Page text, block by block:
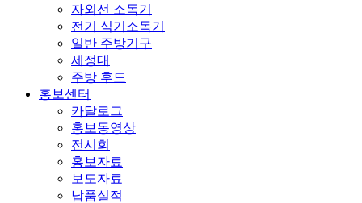
자외선 소독기
전기 식기소독기
일반 주방기구
세정대
주방 후드
홍보센터
카달로그
홍보동영상
전시회
홍보자료
보도자료
납품실적